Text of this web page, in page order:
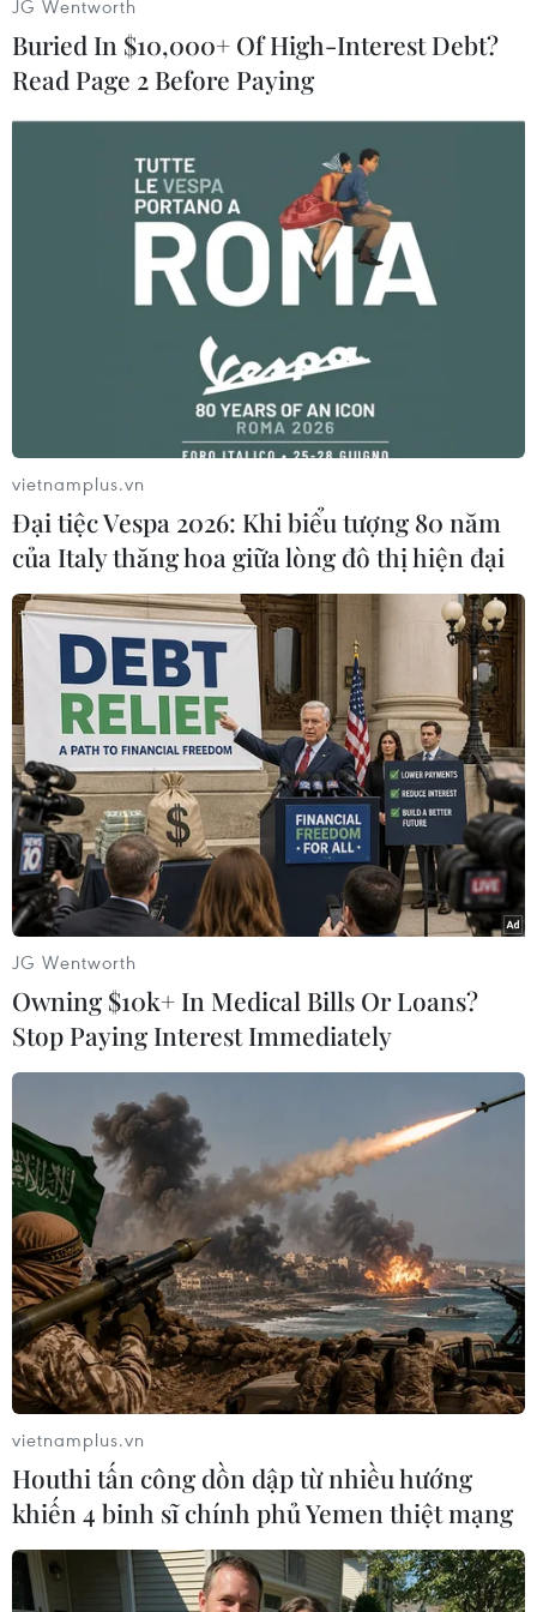
#thuốc bổ #tử vong
Theo dõi VietnamPlus
TIN LIÊN QUAN
Uống quá liều thuốc chống trầm cảm,
bệnh nhân 74 tuổi nguy kịch
05/12/2018 09:43
Ngày 5/12, thông tin từ Bệnh viện Trung ương Quân đội
108 cho biết, Bệnh viện vừa cấp cứu cho bệnh nhân 74
tuổi uống quá liều thuốc chống trầm cảm.
JG Wentworth
Buried In $10,000+ Of High-Interest Debt?
Read Page 2 Before Paying
vietnamplus.vn
Đại tiệc Vespa 2026: Khi biểu tượng 80 năm
của Italy thăng hoa giữa lòng đô thị hiện đại
JG Wentworth
Owning $10k+ In Medical Bills Or Loans?
Stop Paying Interest Immediately
vietnamplus.vn
Houthi tấn công dồn dập từ nhiều hướng
khiến 4 binh sĩ chính phủ Yemen thiệt mạng